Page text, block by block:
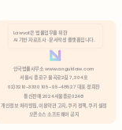
분석 쿠키 허용
Lawvot은 법률업무를 위한
AI 기반 자료조사 · 문서작성 플랫폼입니다.
안국법률사무소 www.anguklaw.com
서울시 종로구 율곡로2길 7, 304호
02)3210-3330 105-05-48527 대표 정희찬
통신판매 2024서울종로0248
개인정보 처리방침, 이용약관 고지, 쿠키 정책, 쿠키 설정
오픈소스 소프트웨어 공지